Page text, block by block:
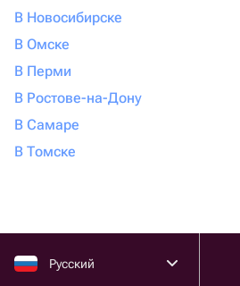
В Новосибирске
В Омске
В Перми
В Ростове-на-Дону
В Самаре
В Томске
Русский